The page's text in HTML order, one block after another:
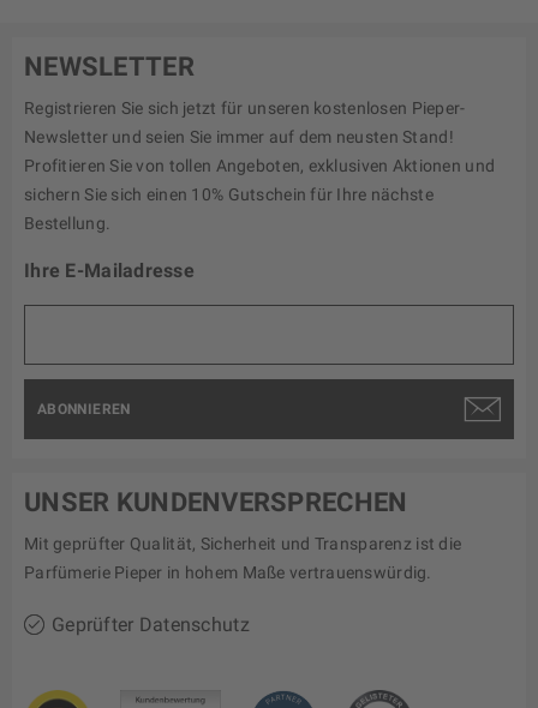
NEWSLETTER
Registrieren Sie sich jetzt für unseren kostenlosen Pieper-
Newsletter und seien Sie immer auf dem neusten Stand!
Profitieren Sie von tollen Angeboten, exklusiven Aktionen und
sichern Sie sich einen 10% Gutschein für Ihre nächste
Bestellung.
Ihre E-Mailadresse
ABONNIEREN
UNSER KUNDENVERSPRECHEN
Mit geprüfter Qualität, Sicherheit und Transparenz ist die
Parfümerie Pieper in hohem Maße vertrauenswürdig.
Geprüfter Datenschutz